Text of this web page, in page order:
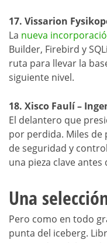
17. Vissarion
La nueva
Builder, Firebird y
ruta para llevar la
siguiente nivel.
18. Xisco Faulí –
El delantero que
por perdida. Miles de
de seguridad y
una pieza clave antes
Una
Pero como en todo
punta del iceberg.